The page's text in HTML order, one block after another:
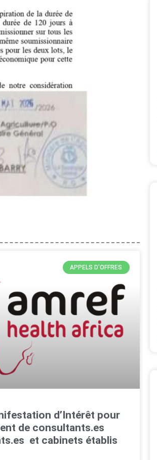
APPELS D'OFFRES
d’Intérêt pour
de consultants.es
et cabinets établis